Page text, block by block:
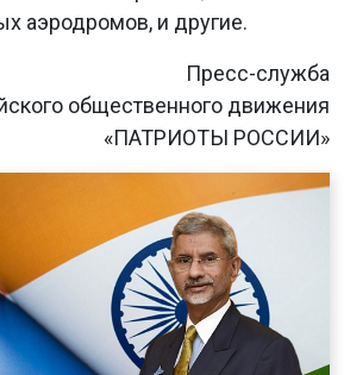
аэродромов, и другие.
Пресс-служба
общественного движения
«ПАТРИОТЫ РОССИИ»